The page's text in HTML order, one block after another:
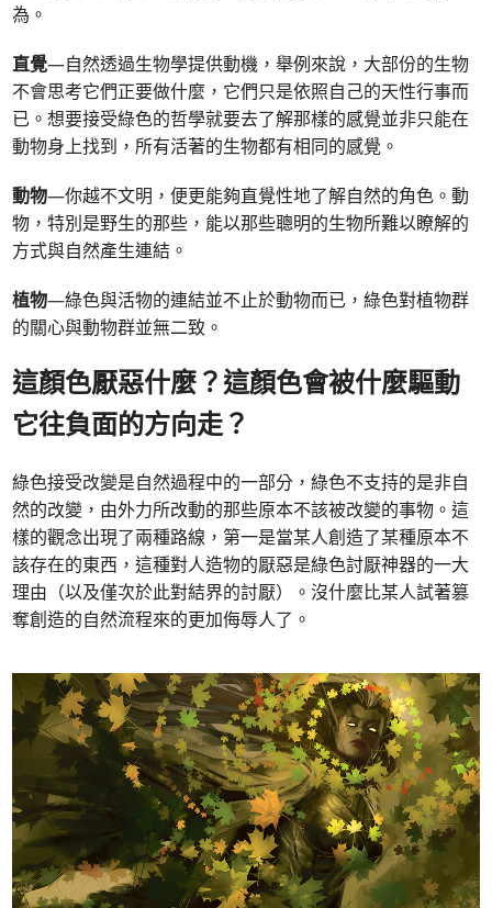
為。
直覺—自然透過生物學提供動機，舉例來說，大部份的生物
不會思考它們正要做什麼，它們只是依照自己的天性行事而
已。想要接受綠色的哲學就要去了解那樣的感覺並非只能在
動物身上找到，所有活著的生物都有相同的感覺。
動物—你越不文明，便更能夠直覺性地了解自然的角色。動
物，特別是野生的那些，能以那些聰明的生物所難以瞭解的
方式與自然產生連結。
植物—綠色與活物的連結並不止於動物而已，綠色對植物群
的關心與動物群並無二致。
這顏色厭惡什麼？這顏色會被什麼驅動
它往負面的方向走？
綠色接受改變是自然過程中的一部分，綠色不支持的是非自
然的改變，由外力所改動的那些原本不該被改變的事物。這
樣的觀念出現了兩種路線，第一是當某人創造了某種原本不
該存在的東西，這種對人造物的厭惡是綠色討厭神器的一大
理由（以及僅次於此對結界的討厭）。沒什麼比某人試著篡
奪創造的自然流程來的更加侮辱人了。